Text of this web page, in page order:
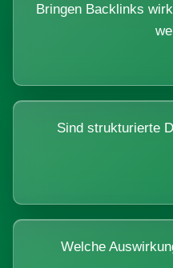
Bringen Backlinks
Sind strukturierte
Welche